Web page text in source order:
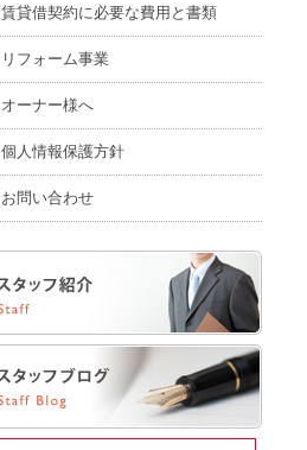
賃貸借契約に必要な費用と書類
リフォーム事業
オーナー様へ
個人情報保護方針
お問い合わせ